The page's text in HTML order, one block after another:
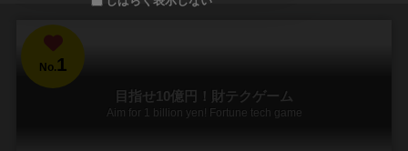
No.1
目指せ10億円！財テクゲーム
Aim for 1 billion yen! Fortune tech game